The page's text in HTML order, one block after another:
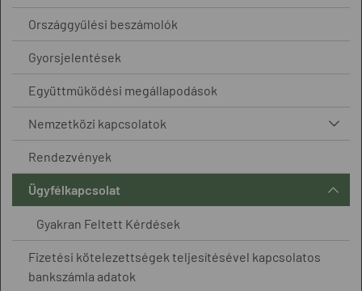
Országgyűlési beszámolók
Gyorsjelentések
Együttműködési megállapodások
Nemzetközi kapcsolatok
Rendezvények
Ügyfélkapcsolat
Gyakran Feltett Kérdések
Fizetési kötelezettségek teljesítésével kapcsolatos
bankszámla adatok